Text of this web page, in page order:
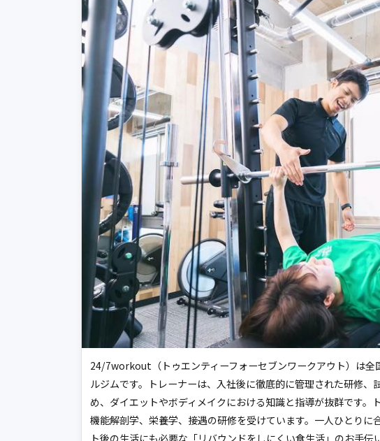
24/7workout（トゥエンティーフォーセブンワークアウト）は全
ルジムです。トレーナーは、入社後に徹底的に管理された研修
め、ダイエットやボディメイクにおける知識と指導が抜群です。
機能解剖学、栄養学、接遇の研修を受けています。一人ひとり
ト後の生活にも必要な「リバウンドをしにくい食生活」のお手